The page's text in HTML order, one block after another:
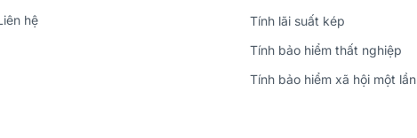
hệ
Tính lãi suất kép
Tính bảo hiểm thất nghiệp
Tính bảo hiểm xã hội một lần